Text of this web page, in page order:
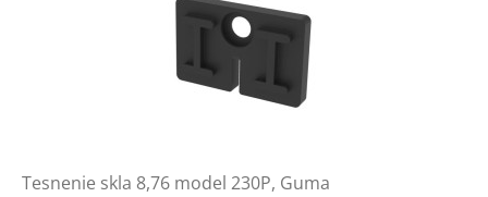
Tesnenie skla 8,76 model 230P, Guma